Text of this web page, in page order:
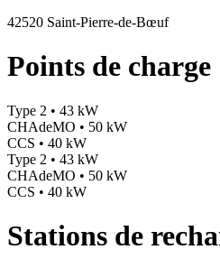
42520 Saint-Pierre-de-Bœuf
Points de charge
Type 2 • 43 kW
CHAdeMO • 50 kW
CCS • 40 kW
Type 2 • 43 kW
CHAdeMO • 50 kW
CCS • 40 kW
Stations de